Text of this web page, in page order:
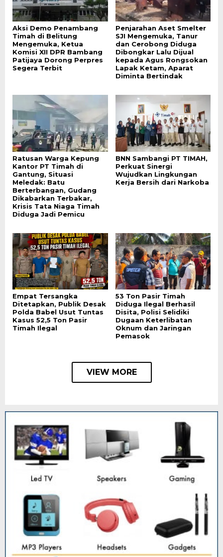
Aksi Demo Penambang
Timah di Belitung
Mengemuka, Ketua
Komisi XII DPR Bambang
Patijaya Dorong Perpres
Segera Terbit
Penjarahan Aset Smelter
SJI Mengemuka, Tanur
dan Cerobong Diduga
Dibongkar Lalu Dijual
kepada Agus Rongsokan
Lapak Ketam, Aparat
Diminta Bertindak
Ratusan Warga Kepung
Kantor PT Timah di
Gantung, Situasi
Meledak: Batu
Berterbangan, Gudang
Dikabarkan Terbakar,
Krisis Tata Niaga Timah
Diduga Jadi Pemicu
BNN Sambangi PT TIMAH,
Perkuat Sinergi
Wujudkan Lingkungan
Kerja Bersih dari Narkoba
Empat Tersangka
Ditetapkan, Publik Desak
Polda Babel Usut Tuntas
Kasus 52,5 Ton Pasir
Timah Ilegal
53 Ton Pasir Timah
Diduga Ilegal Berhasil
Disita, Polisi Selidiki
Dugaan Keterlibatan
Oknum dan Jaringan
Pemasok
VIEW MORE